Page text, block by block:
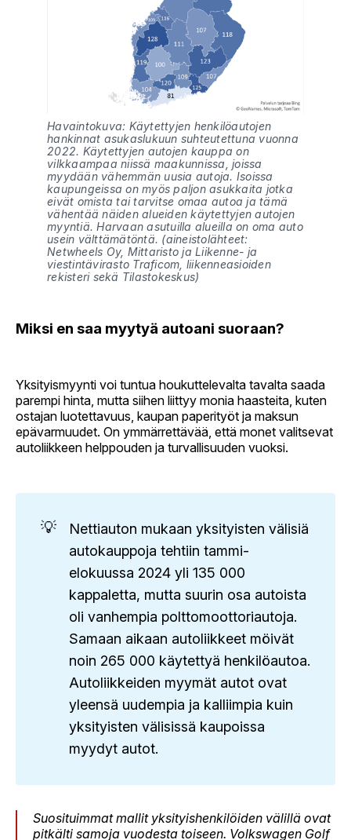
Havaintokuva: Käytettyjen henkilöautojen
hankinnat asukaslukuun suhteutettuna vuonna
2022. Käytettyjen autojen kauppa on
vilkkaampaa niissä maakunnissa, joissa
myydään vähemmän uusia autoja. Isoissa
kaupungeissa on myös paljon asukkaita jotka
eivät omista tai tarvitse omaa autoa ja tämä
vähentää näiden alueiden käytettyjen autojen
myyntiä. Harvaan asutuilla alueilla on oma auto
usein välttämätöntä. (aineistolähteet:
Netwheels Oy, Mittaristo ja Liikenne- ja
viestintävirasto Traficom, liikenneasioiden
rekisteri sekä Tilastokeskus)
Miksi en saa myytyä autoani suoraan?
Yksityismyynti voi tuntua houkuttelevalta tavalta saada
parempi hinta, mutta siihen liittyy monia haasteita, kuten
ostajan luotettavuus, kaupan paperityöt ja maksun
epävarmuudet. On ymmärrettävää, että monet valitsevat
autoliikkeen helppouden ja turvallisuuden vuoksi.
💡
Nettiauton mukaan yksityisten välisiä
autokauppoja tehtiin tammi-
elokuussa 2024 yli 135 000
kappaletta, mutta suurin osa autoista
oli vanhempia polttomoottoriautoja.
Samaan aikaan autoliikkeet möivät
noin 265 000 käytettyä henkilöautoa.
Autoliikkeiden myymät autot ovat
yleensä uudempia ja kalliimpia kuin
yksityisten välisissä kaupoissa
myydyt autot.
Suosituimmat mallit yksityishenkilöiden välillä ovat
pitkälti samoja vuodesta toiseen. Volkswagen Golf